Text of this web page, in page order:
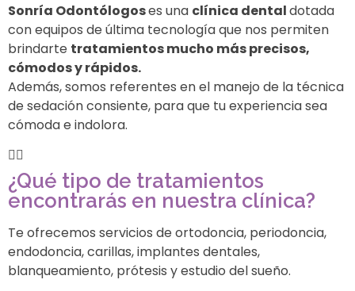
Sonría Odontólogoses una clínica dentaldotada
con equipos de última tecnología que nos permiten
brindarte tratamientos mucho más precisos,
cómodos y rápidos.
Además, somos referentes en el manejo de la técnica
de sedación consiente, para que tu experiencia sea
cómoda e indolora.
¿Qué tipo de tratamientos
encontrarás en nuestra clínica?
Te ofrecemos servicios de ortodoncia, periodoncia,
endodoncia, carillas, implantes dentales,
blanqueamiento, prótesis y estudio del sueño.